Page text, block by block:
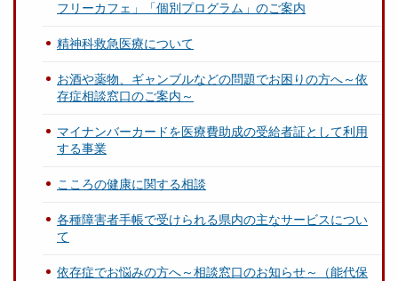
フリーカフェ」「個別プログラム」のご案内
精神科救急医療について
お酒や薬物、ギャンブルなどの問題でお困りの方へ～依
存症相談窓口のご案内～
マイナンバーカードを医療費助成の受給者証として利用
する事業
こころの健康に関する相談
各種障害者手帳で受けられる県内の主なサービスについ
て
依存症でお悩みの方へ～相談窓口のお知らせ～（能代保